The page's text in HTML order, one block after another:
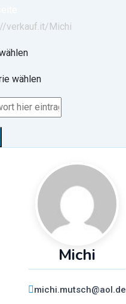
verkauf.it/Michi
wählen
Michi
michi.mutsch@aol.de